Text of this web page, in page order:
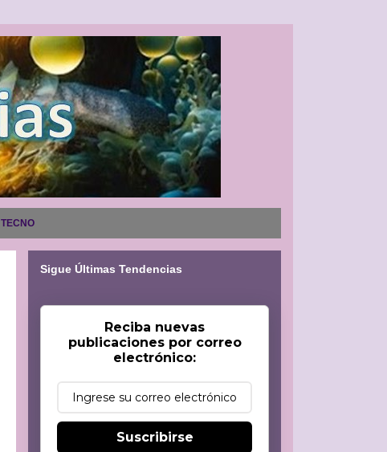
TECNO
Sigue Últimas Tendencias
Reciba nuevas
publicaciones por correo
electrónico:
Suscribirse